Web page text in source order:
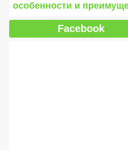
особенности и
Facebook